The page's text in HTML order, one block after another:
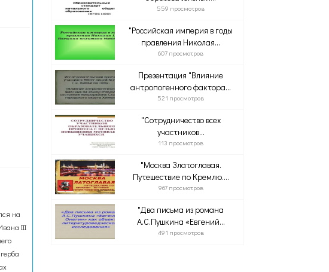
на
III
559 просмотров
"Российская империя в годы
правления Николая...
607 просмотров
Презентация "Влияние
антропогенного фактора...
521 просмотров
"Сотрудничество всех
участников...
113 просмотров
"Москва Златоглавая.
Путешествие по Кремлю....
967 просмотров
"Два письма из романа
А.С.Пушкина «Евгений...
491 просмотров